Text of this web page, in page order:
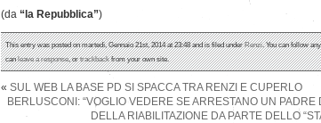
(da “la Repubblica”)
This entry was posted on martedì, Gennaio 21st, 2014 at 23:48 and is filed underRenzi. You can follow
canleave a response, ortrackbackfrom your own site.
« SUL WEB LA BASE PD SI SPACCA TRA RENZI E CUPERLO
BERLUSCONI: “VOGLIO VEDERE SE ARRESTANO UN PADRE
DELLA RIABILITAZIONE DA PARTE DELLO